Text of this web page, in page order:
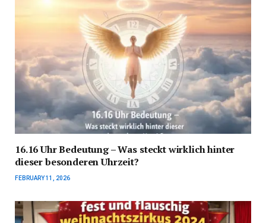
16.16 Uhr Bedeutung – Was steckt wirklich hinter
dieser besonderen Uhrzeit?
FEBRUARY 11, 2026